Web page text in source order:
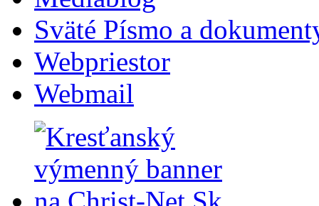
Sväté Písmo a
Webpriestor
Webmail